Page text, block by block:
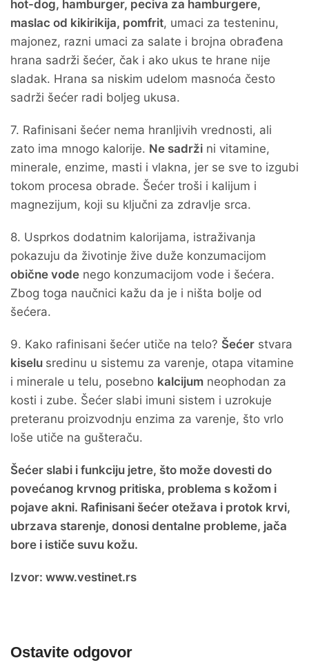
hot-dog, hamburger, peciva za hamburgere,
maslac od kikirikija, pomfrit, umaci za testeninu,
majonez, razni umaci za salate i brojna obrađena
hrana sadrži šećer, čak i ako ukus te hrane nije
sladak. Hrana sa niskim udelom masnoća često
sadrži šećer radi boljeg ukusa.
7. Rafinisani šećer nema hranljivih vrednosti, ali
zato ima mnogo kalorije. Ne sadrži ni vitamine,
minerale, enzime, masti i vlakna, jer se sve to izgubi
tokom procesa obrade. Šećer troši i kalijum i
magnezijum, koji su ključni za zdravlje srca.
8. Usprkos dodatnim kalorijama, istraživanja
pokazuju da životinje žive duže konzumacijom
obične vode nego konzumacijom vode i šećera.
Zbog toga naučnici kažu da je i ništa bolje od
šećera.
9. Kako rafinisani šećer utiče na telo? Šećer stvara
kiselu sredinu u sistemu za varenje, otapa vitamine
i minerale u telu, posebno kalcijum neophodan za
kosti i zube. Šećer slabi imuni sistem i uzrokuje
preteranu proizvodnju enzima za varenje, što vrlo
loše utiče na gušteraču.
Šećer slabi i funkciju jetre, što može dovesti do
povećanog krvnog pritiska, problema s kožom i
pojave akni. Rafinisani šećer otežava i protok krvi,
ubrzava starenje, donosi dentalne probleme, jača
bore i ističe suvu kožu.
Izvor: www.vestinet.rs
Ostavite odgovor